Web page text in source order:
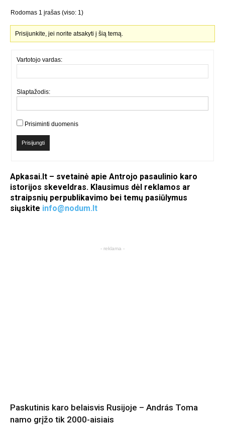
Rodomas 1 įrašas (viso: 1)
Prisijunkite, jei norite atsakyti į šią temą.
Vartotojo vardas:
Slaptažodis:
Prisiminti duomenis
Prisijungti
Apkasai.lt – svetainė apie Antrojo pasaulinio karo
istorijos skeveldras. Klausimus dėl reklamos ar
straipsnių perpublikavimo bei temų pasiūlymus
siųskite info@nodum.lt
- reklama -
Paskutinis karo belaisvis Rusijoje – András Toma
namo grįžo tik 2000-aisiais